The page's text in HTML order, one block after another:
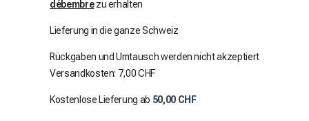
débembrezu erhalten
Lieferung in die ganze Schweiz
Rückgaben und Umtausch werden nicht akzeptiert
Versandkosten: 7,00 CHF
Kostenlose Lieferung ab 50,00 CHF